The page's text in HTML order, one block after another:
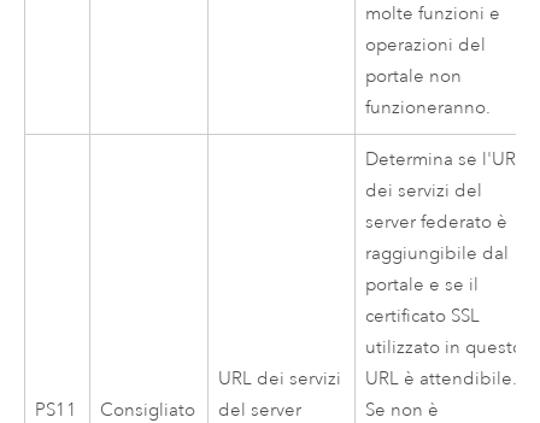
molte funzioni e
operazioni del
portale non
funzioneranno.
PS11 Consigliato
URL dei servizi
del server
Determina se l'URL
dei servizi del
server federato è
raggiungibile dal
portale e se il
certificato SSL
utilizzato in questo
URL è attendibile.
Se non è